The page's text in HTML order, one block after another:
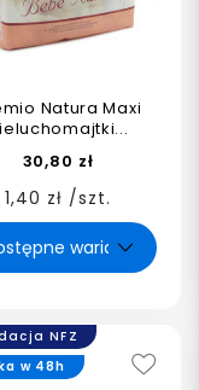
Natura Maxi
30,80 zł
1,40 zł /szt.
NFZ
w 48h